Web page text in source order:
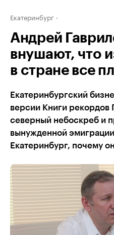
Екатеринбург
Андрей
внушают, что
в стране все
Екатеринбургский
версии Книги рекордов
северный небоскреб и
вынужденной
Екатеринбург, почему